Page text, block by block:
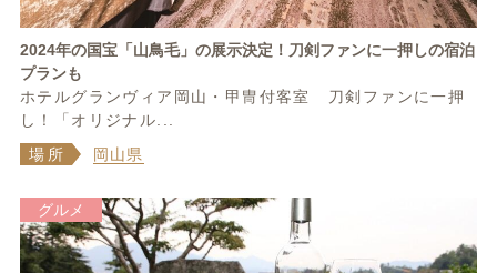
2024年の国宝「山鳥毛」の展示決定！刀剣ファンに一押しの宿泊
プランも
ホテルグランヴィア岡山・甲冑付客室 刀剣ファンに一押
し！「オリジナル...
場所
岡山県
グルメ